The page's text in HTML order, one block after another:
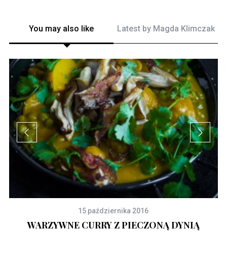
You may also like Latest by Magda Klimczak
15 października 2016
WARZYWNE CURRY Z PIECZONĄ DYNIĄ